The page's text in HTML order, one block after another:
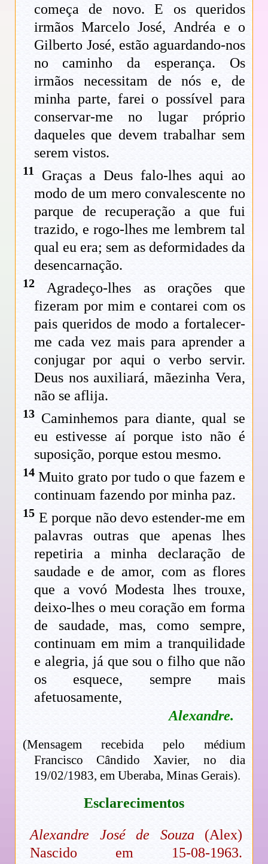
começa de novo. E os queridos
irmãos Marcelo José, Andréa e o
Gilberto José, estão aguardando-nos
no caminho da esperança. Os
irmãos necessitam de nós e, de
minha parte, farei o possível para
conservar-me no lugar próprio
daqueles que devem trabalhar sem
serem vistos.
11
Graças a Deus falo-lhes aqui ao
modo de um mero convalescente no
parque de recuperação a que fui
trazido, e rogo-lhes me lembrem tal
qual eu era; sem as deformidades da
desencarnação.
12 Agradeço-lhes as orações que
fizeram por mim e contarei com os
pais queridos de modo a fortalecer-
me cada vez mais para aprender a
conjugar por aqui o verbo servir.
Deus nos auxiliará, mãezinha Vera,
não se aflija.
13 Caminhemos para diante, qual se
eu estivesse aí porque isto não é
suposição, porque estou mesmo.
14 Muito grato por tudo o que fazem e
continuam fazendo por minha paz.
15 E porque não devo estender-me em
palavras outras que apenas lhes
repetiria a minha declaração de
saudade e de amor, com as flores
que a vovó Modesta lhes trouxe,
deixo-lhes o meu coração em forma
de saudade, mas, como sempre,
continuam em mim a tranquilidade
e alegria, já que sou o filho que não
os esquece, sempre mais
afetuosamente,
Alexandre.
(Mensagem recebida pelo médium
Francisco Cândido Xavier, no dia
19/02/1983, em Uberaba, Minas Gerais).
Esclarecimentos
Alexandre José de Souza (Alex)
Nascido em 15-08-1963.